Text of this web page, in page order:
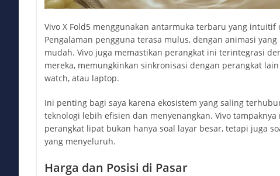
Vivo X Fold5 menggunakan antarmuka terbaru yang intuitif
Pengalaman pengguna terasa mulus, dengan animasi
mudah. Vivo juga memastikan perangkat ini terintegrasi
mereka, memungkinkan sinkronisasi dengan perangkat
watch, atau laptop.
Ini penting bagi saya karena ekosistem yang saling
teknologi lebih efisien dan menyenangkan. Vivo
perangkat lipat bukan hanya soal layar besar, tetapi juga
yang menyeluruh.
Harga dan Posisi di Pasar